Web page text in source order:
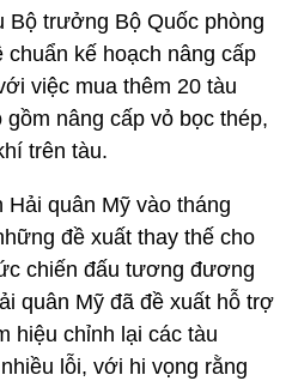
Bộ trưởng Bộ Quốc phòng
chuẩn kế hoạch nâng cấp
việc mua thêm 20 tàu
nâng cấp vỏ bọc thép,
trên tàu.
Hải quân Mỹ vào tháng
đề xuất thay thế cho
chiến đấu tương đương
quân Mỹ đã đề xuất hỗ trợ
hiệu chỉnh lại các tàu
lỗi, với hi vọng rằng